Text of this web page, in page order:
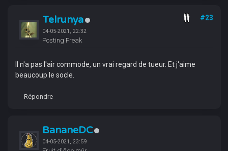
Telrunya
04-05-2021, 22:32
Posting Freak
#23
Il n'a pas l'air commode, un vrai regard de tueur. Et j'aime
beaucoup le socle.
Répondre
BananeDC
04-05-2021, 23:59